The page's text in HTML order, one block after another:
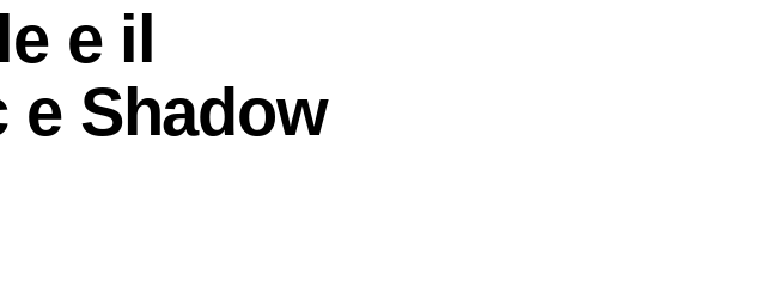
e il
Shadow